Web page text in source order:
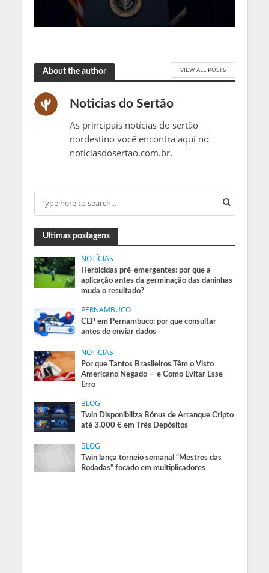
About the author VIEW ALL POSTS
Noticias do Sertão
As principais notícias do sertão
nordestino você encontra aqui no
noticiasdosertao.com.br.
Ultimas postagens
NOTÍCIAS
Herbicidas pré-emergentes: por que a
aplicação antes da germinação das daninhas
muda o resultado?
PERNAMBUCO
CEP em Pernambuco: por que consultar
antes de enviar dados
NOTÍCIAS
Por que Tantos Brasileiros Têm o Visto
Americano Negado — e Como Evitar Esse
Erro
BLOG
Twin Disponibiliza Bónus de Arranque Cripto
até 3.000 € em Três Depósitos
BLOG
Twin lança torneio semanal “Mestres das
Rodadas” focado em multiplicadores